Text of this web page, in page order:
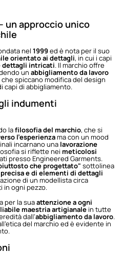
un approccio unico
nel 1999ed è nota per il suo
orientato ai dettagli, in cui i capi
dettagli intricati. Il marchio offre
un abbigliamento da lavoro
che spiccano modifica del design
capi di abbigliamento.
indumenti
lafilosofia del marchio, che si
l'esperienzama con un mood
incarnano una lavorazione
si riflette nei meticolosi
presso Engineered Garments.
che progettato" sottolinea
e di elementi di dettagli
di un modellista circa
in ogni pezzo.
per la suaattenzione a ogni
maestria artigianale in tutte
dall’abbigliamento da lavoro.
del marchio ed è evidente in